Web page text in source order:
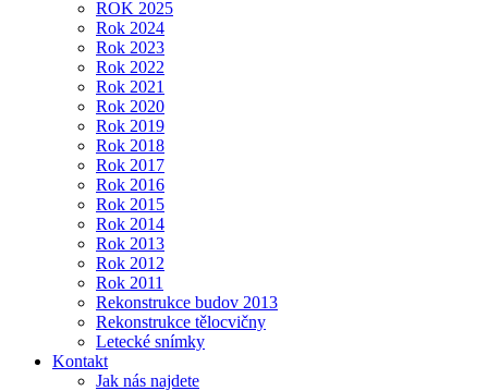
ROK 2025
Rok 2024
Rok 2023
Rok 2022
Rok 2021
Rok 2020
Rok 2019
Rok 2018
Rok 2017
Rok 2016
Rok 2015
Rok 2014
Rok 2013
Rok 2012
Rok 2011
Rekonstrukce budov 2013
Rekonstrukce tělocvičny
Letecké snímky
Kontakt
Jak nás najdete